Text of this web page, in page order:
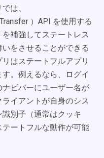
は、
）API を使用する
補強してステートレス
をさせることができる
はステートフルアプリ
。例えるなら、ログイ
ビバーにユーザー名が
イアントが自身のシス
別子（通常はクッキ
ートフルな動作が可能